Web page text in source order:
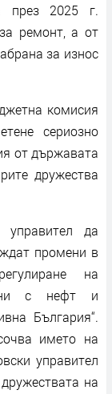
през 2025 г.
ремонт, а от
за износ
комисия
сериозно
от държавата
дружества
управител да
промени в
на
с нефт и
България“.
името на
управител
на